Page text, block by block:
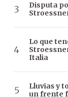
Disputa
Lo que
Italia
Lluvias y
un frente